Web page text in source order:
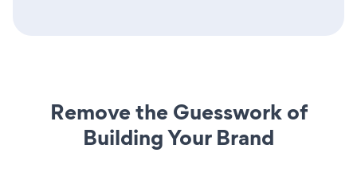
Remove the Guesswork of
Building Your Brand